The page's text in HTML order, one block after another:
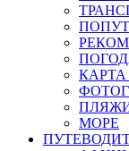
КАРТА
МОРЕ